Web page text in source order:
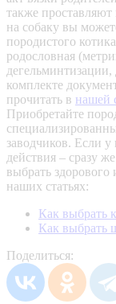
также
на собаку вы
породистого
родословная
комплекте
прочитать в нашей
Приобретайте
заводчиков. Если
действия – сразу
выбрать
наших статьях:
Как выбрать
Как выбрать
Поделиться: